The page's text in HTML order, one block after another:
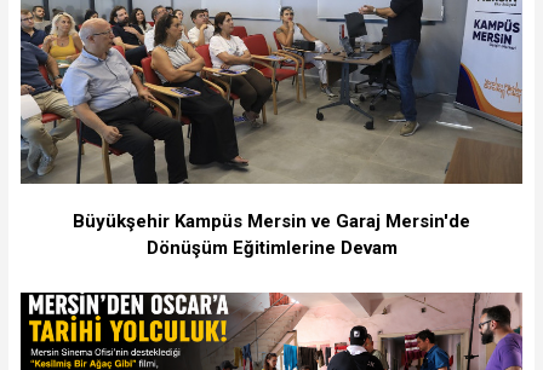
Büyükşehir Kampüs Mersin ve Garaj Mersin'de
Dönüşüm Eğitimlerine Devam